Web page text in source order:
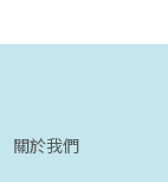
關於我們